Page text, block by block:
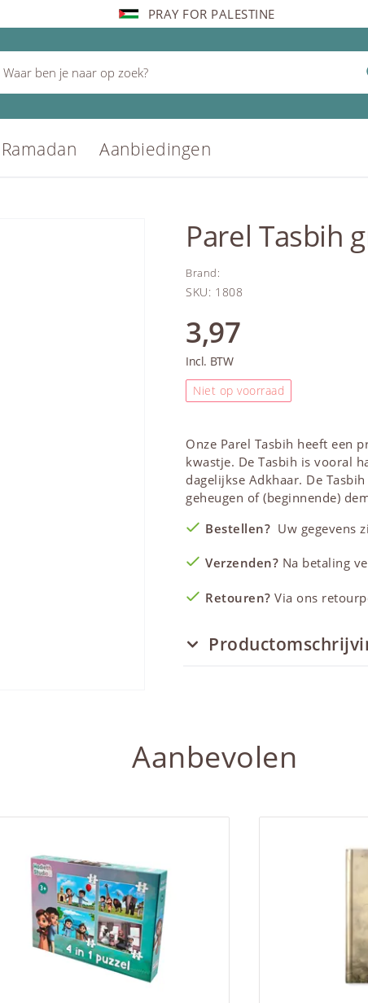
PRAY FOR PALESTINE
Aanbiedingen
Parel Tasbih
Brand:
SKU: 1808
3,97
Incl. BTW
Niet op voorraad
Onze Parel Tasbih heeft een
kwastje. DeTasbih is vooral
dagelijkse Adkhaar. De Tasbih
geheugen of (beginnende)
Bestellen? Uw gegevens
Verzenden? Na betaling
Retouren? Via ons
Aanbevolen